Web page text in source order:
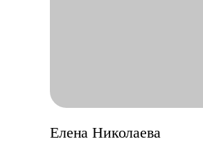
Елена Николаева